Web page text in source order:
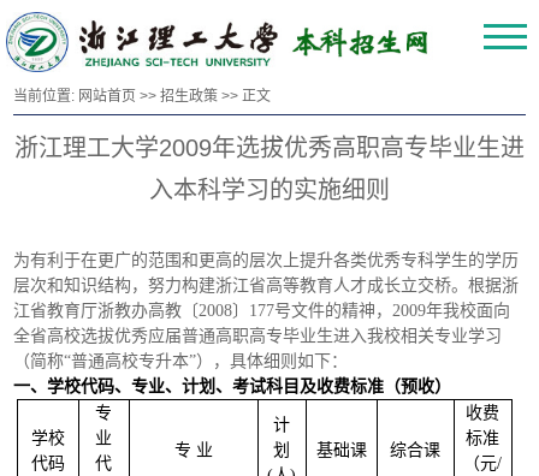
当前位置: 网站首页 >>招生政策 >> 正文
浙江理工大学2009年选拔优秀高职高专毕业生进
入本科学习的实施细则
为有利于在更广的范围和更高的层次上提升各类优秀专科学生的学历
层次和知识结构，努力构建浙江省高等教育人才成长立交桥。根据浙
江省教育厅浙教办高教〔2008〕 177号文件的精神，2009年我校面向
全省高校选拔优秀应届普通高职高专毕业生进入我校相关专业学习
（简称“普通高校专升本”），具体细则如下：
一、学校代码、专业、计划、考试科目及收费标准（预收）
学校
代码
专
业
代
专 业
计
划
基础课 综合课
收费
标准
（元/